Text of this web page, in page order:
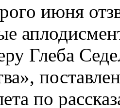
июня
Глеба
по